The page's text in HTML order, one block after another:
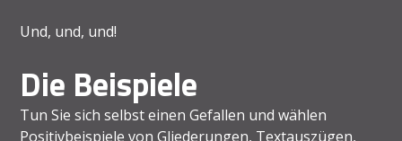
Und, und, und!
Die Beispiele
Tun Sie sich selbst einen Gefallen und wählen
Positivbeispiele von Gliederungen, Textauszügen,